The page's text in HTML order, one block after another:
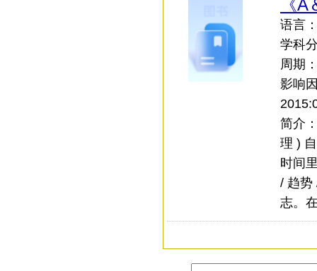
《
语言
学科
周期
影响
简介
理 )
时间
/ 趋势
志。